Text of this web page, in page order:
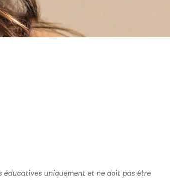
uniquement et ne doit pas être